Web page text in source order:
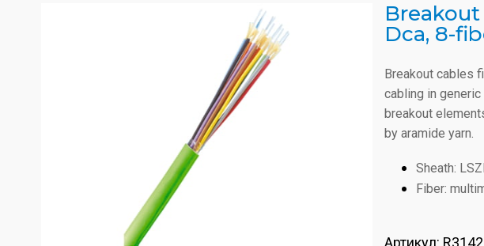
Breakout
Dca, 8-
Breakout cables
cabling in
breakout
by aramide yarn.
Sheath:
Fiber:
Артикул: